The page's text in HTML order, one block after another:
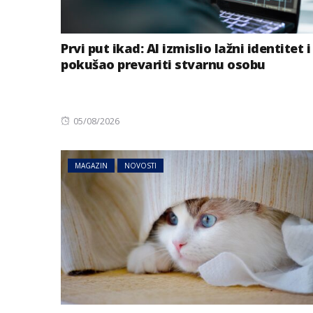
Prvi put ikad: AI izmislio lažni identitet i
pokušao prevariti stvarnu osobu
Posted
05/08/2026
MAGAZIN NOVOSTI
AUSTRIJA
Jake grmljavine
dijelovima